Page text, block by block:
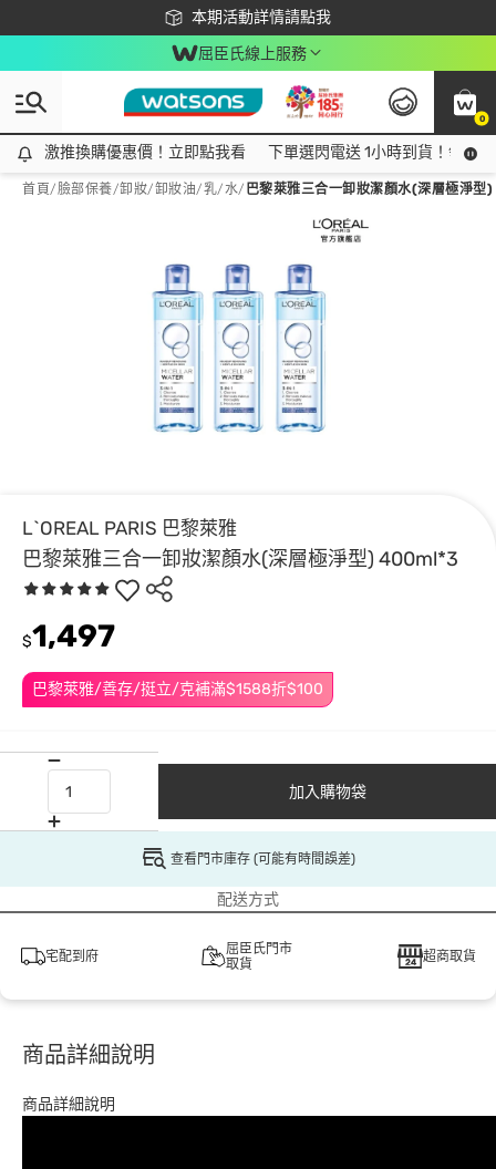
本期活動詳情請點我
下載app最高回饋$350
屈臣氏線上服務
0
激推換購優惠價！立即點我看
激推換購優惠價！立即點我看 下單選閃電送 1小時到貨！領神
首頁/臉部保養/卸妝/卸妝油/乳/水/ 巴黎萊雅三合一卸妝潔顏水(深層極淨
L`OREAL PARIS 巴黎萊雅
巴黎萊雅三合一卸妝潔顏水(深層極淨型) 400ml*3
巴黎萊雅/善存/挺立/克補滿$1588折$100
$1,497
加入購物袋
查看門市庫存 (可能有時間誤差)
配送方式
宅配到府
屈臣氏門市
取貨
超商取貨
商品詳細說明
商品詳細說明